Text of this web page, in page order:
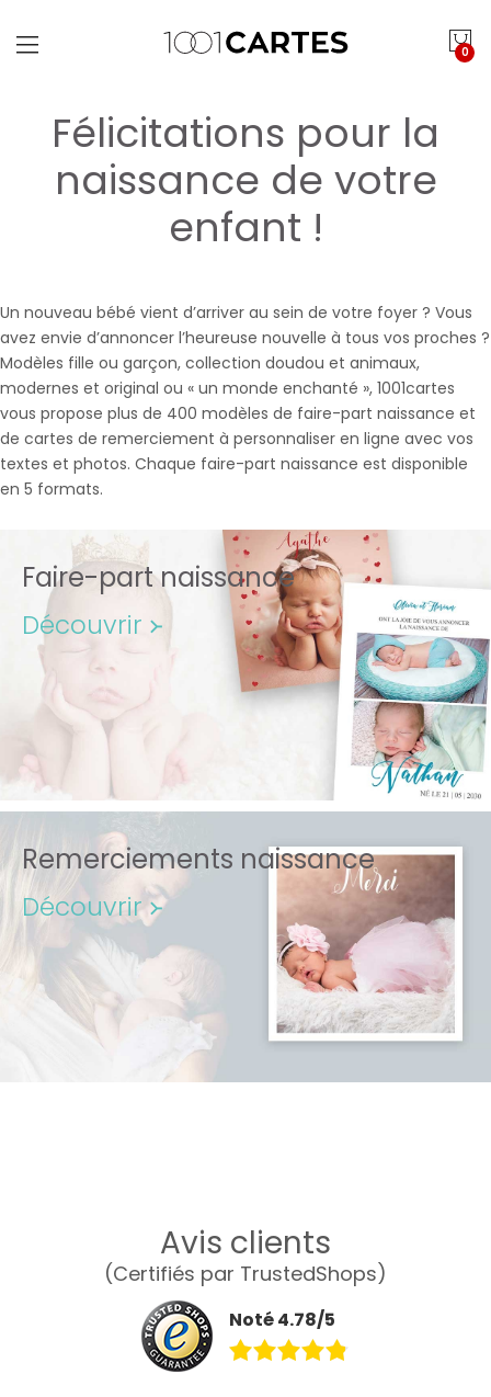
0
Félicitations pour la
naissance de votre
enfant !
Un nouveau bébé vient d’arriver au sein de votre foyer ? Vous
avez envie d’annoncer l’heureuse nouvelle à tous vos proches ?
Modèles fille ou garçon, collection doudou et animaux,
modernes et original ou « un monde enchanté », 1001cartes
vous propose plus de 400 modèles de faire-part naissance et
de cartes de remerciement à personnaliser en ligne avec vos
textes et photos. Chaque faire-part naissance est disponible
en 5 formats.
Faire-part naissance
Découvrir ᚛
Remerciements naissance
Découvrir ᚛
Avis clients
(Certifiés par TrustedShops)
Noté 4.78/5